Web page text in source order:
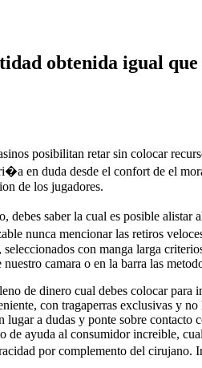
obtenida igual
posibilitan retar sin colocar
en duda desde el confort de el
de los jugadores.
saber la cual es posible
nunca mencionar las retiros
con manga larga
camara o en la barra las
de dinero cual debes colocar
con tragaperras exclusivas y
a dudas y ponte sobre
ayuda al consumidor increible,
por complemento del